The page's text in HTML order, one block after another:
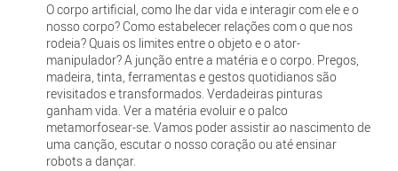
O corpo artificial, como lhe dar vida e interagir com ele e o
nosso corpo? Como estabelecer relações com o que nos
rodeia? Quais os limites entre o objeto e o ator-
manipulador? A junção entre a matéria e o corpo. Pregos,
madeira, tinta, ferramentas e gestos quotidianos são
revisitados e transformados. Verdadeiras pinturas
ganham vida. Ver a matéria evoluir e o palco
metamorfosear-se. Vamos poder assistir ao nascimento de
uma canção, escutar o nosso coração ou até ensinar
robots a dançar.